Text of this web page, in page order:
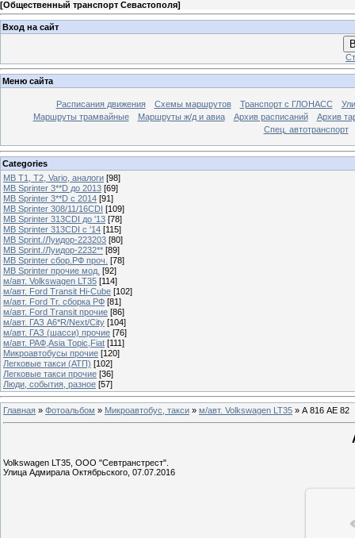
[Общественный транспорт Севастополя]
Вход на сайт
Меню сайта
Расписания движения Схемы маршрутов Транспорт с ГЛОНАСС
Маршруты трамвайные
Маршруты ж/д и авиа Архив расписаний
Архив
Спец. автотранспорт
Categories
MB T1, T2, Vario, аналоги [98]
MB Sprinter 3**D до 2013 [69]
MB Sprinter 3**D с 2014 [91]
MB Sprinter 308/11/16CDI [109]
MB Sprinter 313CDI до '13 [78]
MB Sprinter 313CDI с '14 [115]
MB Sprint./Луидор-223203 [80]
MB Sprint./Луидор-2232** [89]
MB Sprinter сбор.РФ проч. [78]
MB Sprinter прочие мод. [92]
м/авт. Volkswagen LT35 [114]
м/авт. Ford Transit Hi-Cube [102]
м/авт. Ford Tr. сборка РФ [81]
м/авт. Ford Transit прочие [86]
м/авт. ГАЗ A6*R/Next/City [104]
м/авт. ГАЗ (шасси) прочие [76]
м/авт. РАФ,Asia Topic,Fiat [111]
Микроавтобусы прочие [120]
Легковые такси (АТП) [102]
Легковые такси прочие [36]
Люди, события, разное [57]
Главная » Фотоальбом » Микроавтобус, такси » м/авт. Volkswagen LT35 » А 816 АЕ 82
Volkswagen LT35, ООО "Севтранстрест".
Улица Адмирала Октябрьского, 07.07.2016